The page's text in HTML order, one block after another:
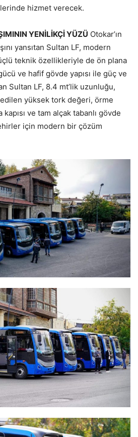
hizmet verecek.
YENİLİKÇİ YÜZÜ Otokar’ın
yansıtan Sultan LF, modern
teknik özellikleriyle de ön plana
ve hafif gövde yapısı ile güç ve
Sultan LF, 8.4 mt’lik uzunluğu,
yüksek tork değeri, örme
ve tam alçak tabanlı gövde
için modern bir çözüm